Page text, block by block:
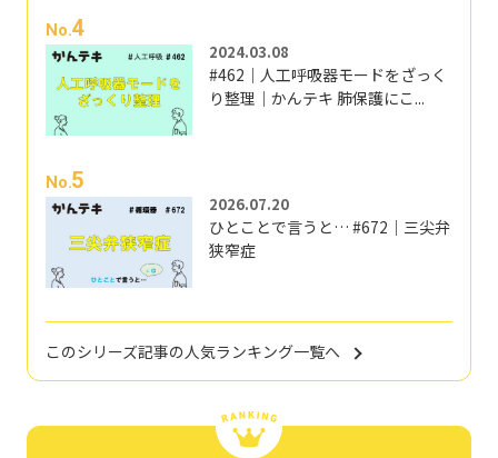
No.4
2024.03.08
#462｜人工呼吸器モードをざっく
り整理｜かんテキ 肺保護にこ...
No.5
2026.07.20
ひとことで言うと… #672｜三尖弁
狭窄症
このシリーズ記事の人気ランキング一覧へ